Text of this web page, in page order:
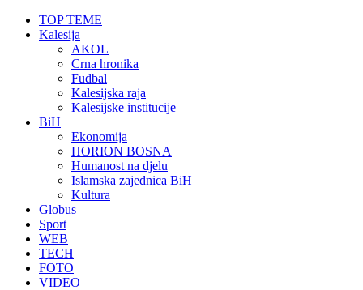
TOP TEME
Kalesija
AKOL
Crna hronika
Fudbal
Kalesijska raja
Kalesijske institucije
BiH
Ekonomija
HORION BOSNA
Humanost na djelu
Islamska zajednica BiH
Kultura
Globus
Sport
WEB
TECH
FOTO
VIDEO